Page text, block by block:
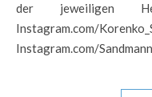
der jeweiligen
Instagram.com/
Instagram.com/